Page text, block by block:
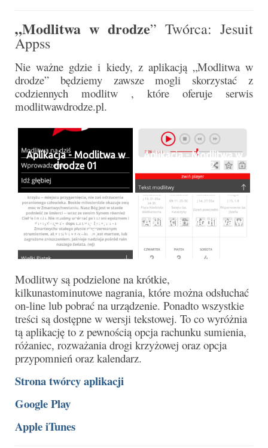
Niedziela Palmowa 29.03.2026
Wielki Piątek 03.04.2026
Wielka Sobota 04.04.2026
Godzina Miłosierdzia 12.04.2026
Galerie 2025
Pożegnanie Ks. Mateusza 29.06.2025
Zakończenie Oktawy Bożego Ciała
26.06.2025
Galerie 2024
Wigilia Paschalna 30.03.2024
Odpust 2024
Galerie 2023
Bierzmowanie 27.11.2023
Odpust 2023
Zakończenie oktawy 2023
„Modlitwa w drodze” Twórca: Jesuit
Appss
Nie ważne gdzie i kiedy, z aplikacją „Modlitwa w
drodze” będziemy zawsze mogli skorzystać z
codziennych modlitw , które oferuje serwis
modlitwawdrodze.pl.
Aplikacja - Modlitwa w
drodze 01
Aplikacja - Modlitwa w
drodze 02
Aplikacja - Modlitwa w
drodze 03
Aplikacja - Modlitwa w
Modlitwy są podzielone na krótkie,
kilkunastominutowe nagrania, które można odsłuchać
on-line lub pobrać na urządzenie. Ponadto wszystkie
treści są dostępne w wersji tekstowej. To co wyróżnia
tą aplikację to z pewnością opcja rachunku sumienia,
różaniec, rozważania drogi krzyżowej oraz opcja
przypomnień oraz kalendarz.
Strona twórcy aplikacji
Google Play
Apple iTunes